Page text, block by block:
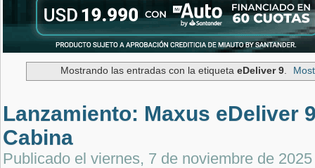
Mostrando las entradas con la etiqueta eDeliver 9.
Lanzamiento: Maxus eDeliver
Cabina
Publicado el viernes, 7 de noviembre de 2025